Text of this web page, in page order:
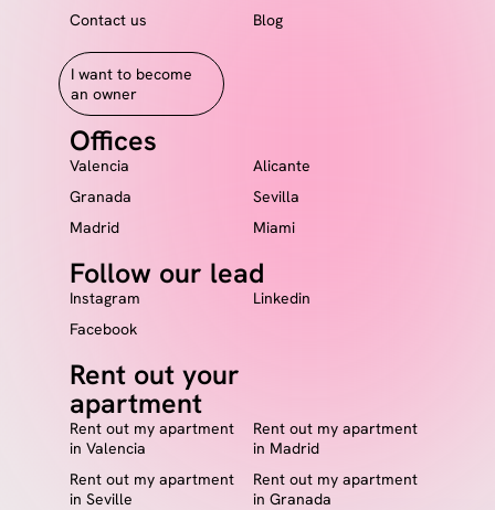
Contact us
Blog
I want to become
an owner
Offices
Valencia
Alicante
Granada
Sevilla
Madrid
Miami
Follow our lead
Instagram
Linkedin
Facebook
Rent out your
apartment
Rent out my apartment
in Valencia
Rent out my apartment
in Madrid
Rent out my apartment
in Seville
Rent out my apartment
in Granada